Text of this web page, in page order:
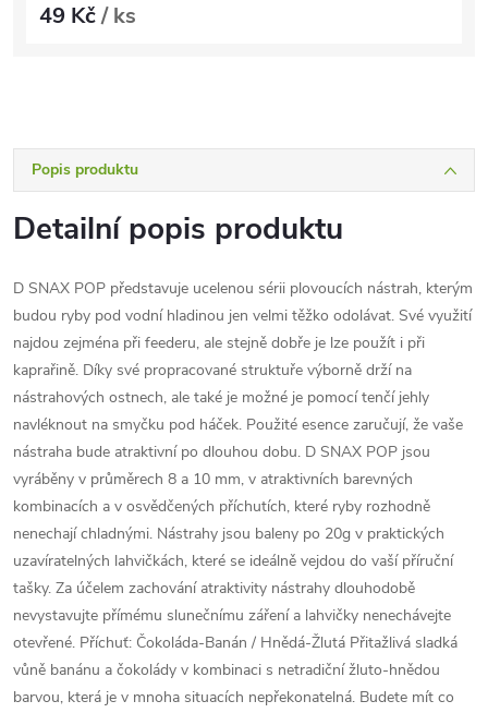
49 Kč/ ks
Popis produktu
Detailní popis produktu
D SNAX POP představuje ucelenou sérii plovoucích nástrah, kterým
budou ryby pod vodní hladinou jen velmi těžko odolávat. Své využití
najdou zejména při feederu, ale stejně dobře je lze použít i při
kaprařině. Díky své propracované struktuře výborně drží na
nástrahových ostnech, ale také je možné je pomocí tenčí jehly
navléknout na smyčku pod háček. Použité esence zaručují, že vaše
nástraha bude atraktivní po dlouhou dobu. D SNAX POP jsou
vyráběny v průměrech 8 a 10 mm, v atraktivních barevných
kombinacích a v osvědčených příchutích, které ryby rozhodně
nenechají chladnými. Nástrahy jsou baleny po 20g v praktických
uzavíratelných lahvičkách, které se ideálně vejdou do vaší příruční
tašky. Za účelem zachování atraktivity nástrahy dlouhodobě
nevystavujte přímému slunečnímu záření a lahvičky nenechávejte
otevřené. Příchuť: Čokoláda-Banán / Hnědá-Žlutá Přitažlivá sladká
vůně banánu a čokolády v kombinaci s netradiční žluto-hnědou
barvou, která je v mnoha situacích nepřekonatelná. Budete mít co